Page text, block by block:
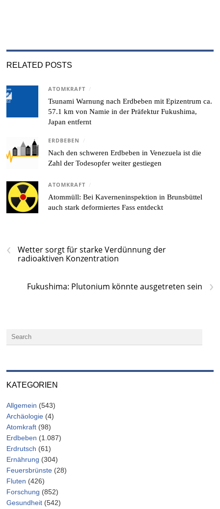
RELATED POSTS
ATOMKRAFT /
Tsunami Warnung nach Erdbeben mit Epizentrum ca.
57.1 km von Namie in der Präfektur Fukushima,
Japan entfernt
ERDBEBEN /
Nach den schweren Erdbeben in Venezuela ist die
Zahl der Todesopfer weiter gestiegen
ATOMKRAFT /
Atommüll: Bei Kaverneninspektion in Brunsbüttel
auch stark deformiertes Fass entdeckt
‹
Wetter sorgt für starke Verdünnung der
radioaktiven Konzentration
›
Fukushima: Plutonium könnte ausgetreten sein
KATEGORIEN
Allgemein (543)
Archäologie (4)
Atomkraft (98)
Erdbeben (1.087)
Erdrutsch (61)
Ernährung (304)
Feuersbrünste (28)
Fluten (426)
Forschung (852)
Gesundheit (542)